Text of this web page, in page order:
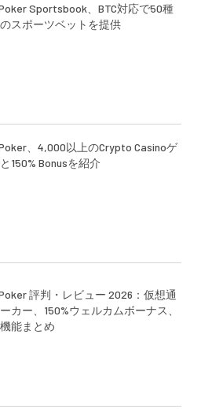
Sportsbook、BTC対応で50種
スポーツベットを提供
、4,000以上のCrypto Casinoゲ
150% Bonusを紹介
評判・レビュー 2026：仮想通
カー、150%ウェルカムボーナス、
能まとめ